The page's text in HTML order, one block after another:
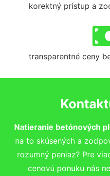
korektný prístup a
transparentné ceny
Natieranie betónových
na to skúsených a
rozumný peniaz? Pre
cenovú ponuku nás